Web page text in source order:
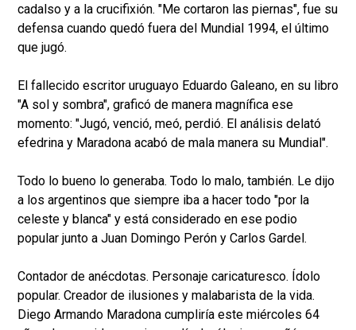
cadalso y a la crucifixión. "Me cortaron las piernas", fue su
defensa cuando quedó fuera del Mundial 1994, el último
que jugó.
El fallecido escritor uruguayo Eduardo Galeano, en su libro
"A sol y sombra", graficó de manera magnífica ese
momento: "Jugó, venció, meó, perdió. El análisis delató
efedrina y Maradona acabó de mala manera su Mundial".
Todo lo bueno lo generaba. Todo lo malo, también. Le dijo
a los argentinos que siempre iba a hacer todo "por la
celeste y blanca" y está considerado en ese podio
popular junto a Juan Domingo Perón y Carlos Gardel.
Contador de anécdotas. Personaje caricaturesco. Ídolo
popular. Creador de ilusiones y malabarista de la vida.
Diego Armando Maradona cumpliría este miércoles 64